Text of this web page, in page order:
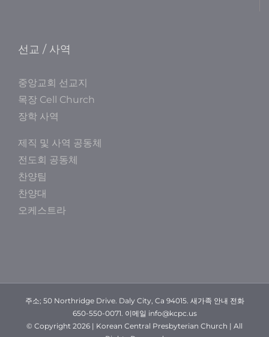
선교 / 사역
중앙교회 선교지
목장 Cell Church
장학 사역
제직 및 사역 공동체
전도회 공동체
찬양팀
찬양대
오케스트라
주소; 50 Northridge Drive. Daly City, Ca 94015. 새가족 안내 전화
650-550-0071. 이메일 info@kcpc.us
© Copyright 2026 | Korean Central Presbyterian Church | All